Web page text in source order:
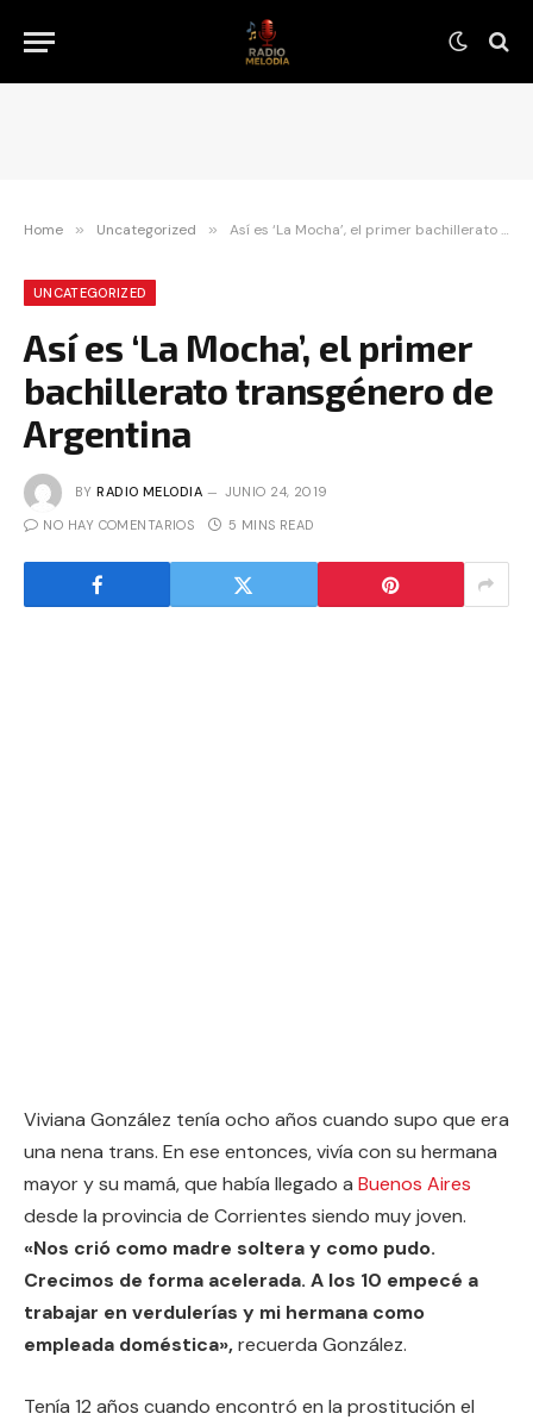
Home » Uncategorized » Así es ‘La Mocha’, el primer bachillerato transgénero de Argentina
UNCATEGORIZED
Así es ‘La Mocha’, el primer
bachillerato transgénero de
Argentina
BY RADIO MELODIA JUNIO 24, 2019
NO HAY COMENTARIOS 5 MINS READ
Viviana González tenía ocho años cuando supo que era
una nena trans. En ese entonces, vivía con su hermana
mayor y su mamá, que había llegado a Buenos Aires
desde la provincia de Corrientes siendo muy joven.
«Nos crió como madre soltera y como pudo.
Crecimos de forma acelerada. A los 10 empecé a
trabajar en verdulerías y mi hermana como
empleada doméstica»,recuerda González.
Tenía 12 años cuando encontró en la prostitución el